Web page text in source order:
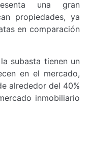
una gran
propiedades, ya
en comparación
subasta tienen un
en el mercado,
alrededor del 40%
inmobiliario